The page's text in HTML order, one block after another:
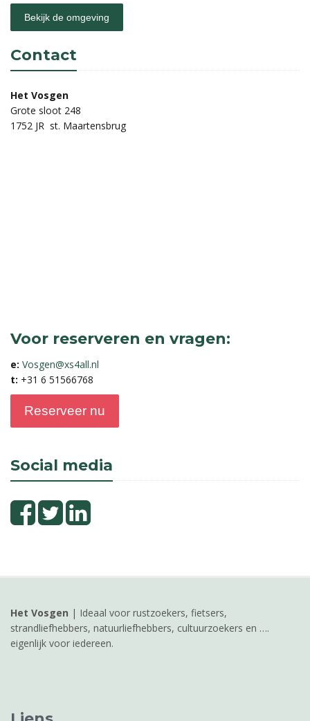
Bekijk de omgeving
Contact
Het Vosgen
Grote sloot 248
1752 JR st. Maartensbrug
Voor reserveren en vragen:
e: Vosgen@xs4all.nl
t: +31 6 51566768
Reserveer nu
Social media
Het Vosgen | Ideaal voor rustzoekers, fietsers,
strandliefhebbers, natuurliefhebbers, cultuurzoekers en ….
eigenlijk voor iedereen.